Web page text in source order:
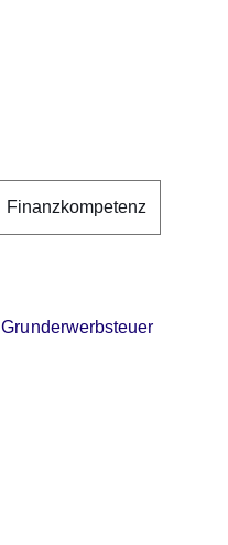
Finanzkompetenz
Grunderwerbsteuer